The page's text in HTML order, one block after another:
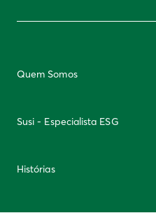
Quem Somos
Susi - Especialista ESG
Histórias
Newsletter